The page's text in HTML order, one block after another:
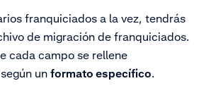
franquiciados a la vez, tendrás
de migración de franquiciados.
cada campo se rellene
un formato específico.